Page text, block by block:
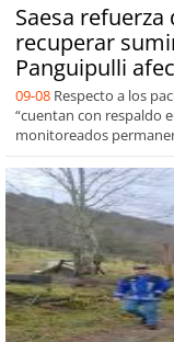
Saesa
recuperar
Panguipulli
09-08 Respecto a los
“cuentan con respaldo
monitoreados